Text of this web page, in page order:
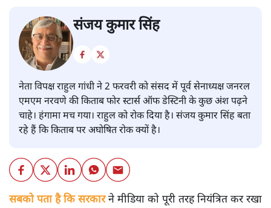
संजय कुमार सिंह
नेता विपक्ष राहुल गांधी ने 2 फरवरी को संसद में पूर्व सेनाध्यक्ष जनरल
एमएम नरवणे की किताब फोर स्टार्स ऑफ डेस्टिनी के कुछ अंश पढ़ने
चाहे। हंगामा मच गया। राहुल को रोक दिया है। संजय कुमार सिंह बता
रहे हैं कि किताब पर अघोषित रोक क्यों है।
सबको पता है कि सरकारने मीडिया को पूरी तरह नियंत्रित कर रखा